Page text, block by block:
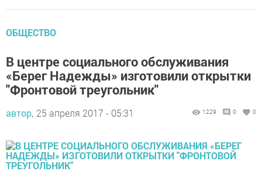
ОБЩЕСТВО
В центре социального обслуживания
«Берег Надежды» изготовили открытки
"Фронтовой треугольник"
автор, 25 апреля 2017 - 05:31 1229 0 0